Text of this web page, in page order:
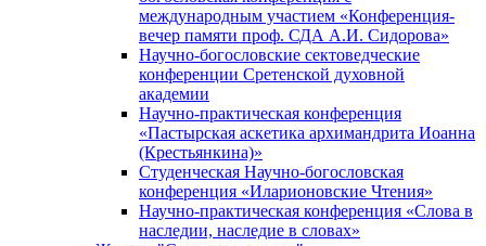
международным участием «Конференция-
вечер памяти проф. СДА А.И. Сидорова»
Научно-богословские сектоведческие
конференции Сретенской духовной
академии
Научно-практическая конференция
«Пастырская аскетика архимандрита Иоанна
(Крестьянкина)»
Студенческая Научно-богословская
конференция «Иларионовские Чтения»
Научно-практическая конференция «Cлова в
наследии, наследие в словах»